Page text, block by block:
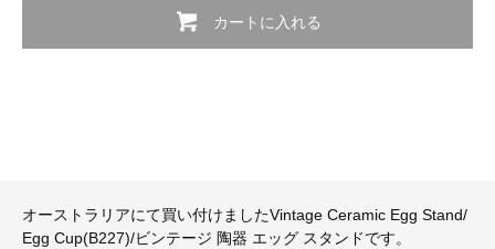
カートに入れる
オーストラリアにて買い付けましたVintage Ceramic Egg Stand/
Egg Cup(B227)/ビンテージ 陶器 エッグ スタンドです。